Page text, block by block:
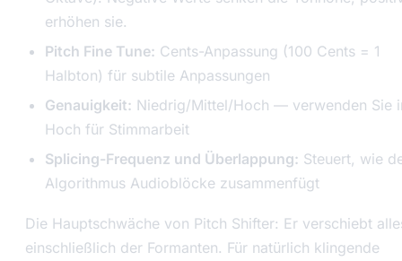
erhöhen sie.
Pitch Fine Tune: Cents-Anpassung (100 Cents = 1
Halbton) für subtile Anpassungen
Genauigkeit: Niedrig/Mittel/Hoch — verwenden Sie
Hoch für Stimmarbeit
Splicing-Frequenz und Überlappung: Steuert, wie
Algorithmus Audioblöcke zusammenfügt
Die Hauptschwäche von Pitch Shifter: Er verschiebt
einschließlich der Formanten. Für natürlich klingende